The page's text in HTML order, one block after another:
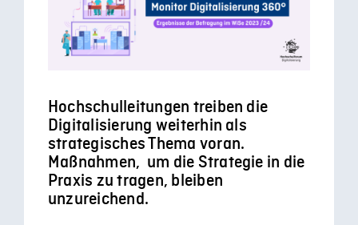
Hochschulleitungen treiben die
Digitalisierung weiterhin als
strategisches Thema voran.
Maßnahmen, um die Strategie in die
Praxis zu tragen, bleiben
unzureichend.